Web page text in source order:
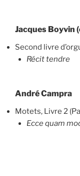
Jacques Boyvin
Second livre
Récit tendre
André Campra
Motets, Livre 2
Ecce quam